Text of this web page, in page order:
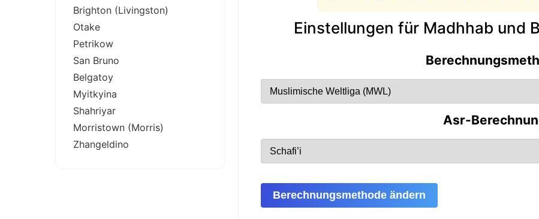
Einstellungen für Madhhab und
Asr-
Berechnungsmethode ändern
Brighton (Livingston)
Otake
Petrikow
San Bruno
Belgatoy
Myitkyina
Shahriyar
Morristown (Morris)
Zhangeldino